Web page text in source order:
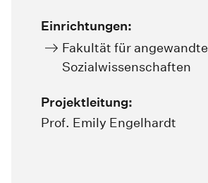
Einrichtungen:
Fakultät für angewandte
Sozialwissenschaften
Projektleitung:
Prof. Emily Engelhardt